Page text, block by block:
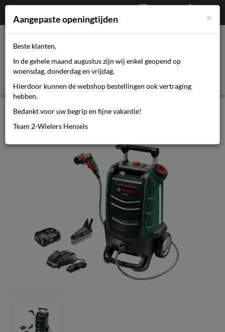
€0,00
Afrekenen
Mijn account
Grs Bosch Fontus Drukreiniger 18v
M/Accu
×
Aangepaste openingtijden
Beste klanten,
In de gehele maand augustus zijn wij enkel geopend op
woensdag, donderdag en vrijdag.
Hierdoor kunnen de webshop bestellingen ook vertraging
hebben.
Bedankt voor uw begrip en fijne vakantie!
Team 2-Wielers Hensels